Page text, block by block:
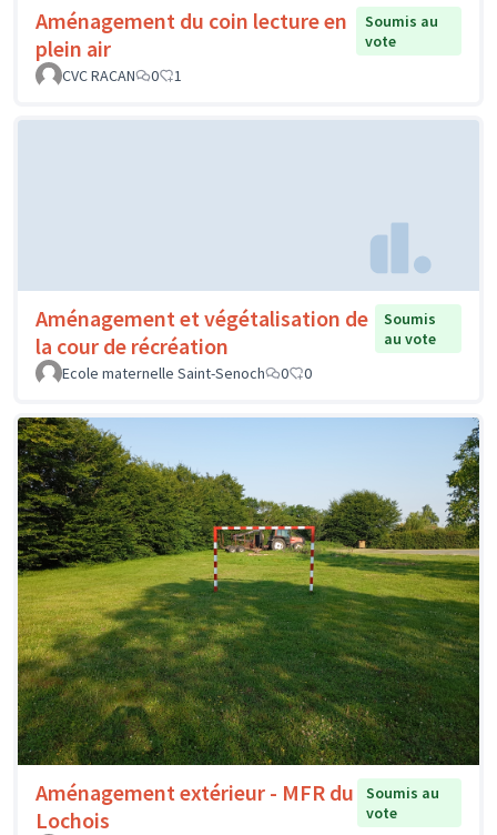
Aménagement du coin lecture en
plein air
Soumis au
vote
CVC RACAN
0 1
Aménagement et végétalisation de
la cour de récréation
Soumis
au vote
Ecole maternelle Saint-Senoch
0 0
Aménagement extérieur - MFR du
Lochois
Soumis au
vote